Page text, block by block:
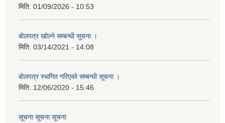
मिति: 01/09/2026 - 10:53
बाेलपत्र खोल्ने सम्बन्धी सूचना ।
मिति: 03/14/2021 - 14:08
बाेलपत्र स्थगित गरिएकाे सम्बन्धी सूचना ।
मिति: 12/06/2020 - 15:46
सूचना सूचना सूचना